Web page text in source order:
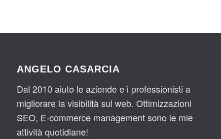
ANGELO CASARCIA
Dal 2010 aiuto le aziende e i professionisti a
migliorare la visibilità sul web. Ottimizzazioni
SEO, E-commerce management sono le mie
attività quotidiane!